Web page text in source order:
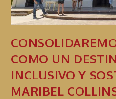
COMO UN
INCLUSIVO Y
MARIBEL